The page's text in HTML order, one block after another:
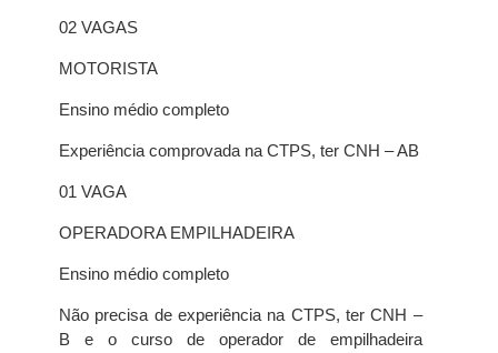
02 VAGAS
MOTORISTA
Ensino médio completo
Experiência comprovada na CTPS, ter CNH – AB
01 VAGA
OPERADORA EMPILHADEIRA
Ensino médio completo
Não precisa de experiência na CTPS, ter CNH –
B e o curso de operador de empilhadeira